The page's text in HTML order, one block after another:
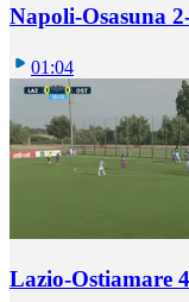
Napoli-Osasuna
01:04
Lazio-Ostiamare